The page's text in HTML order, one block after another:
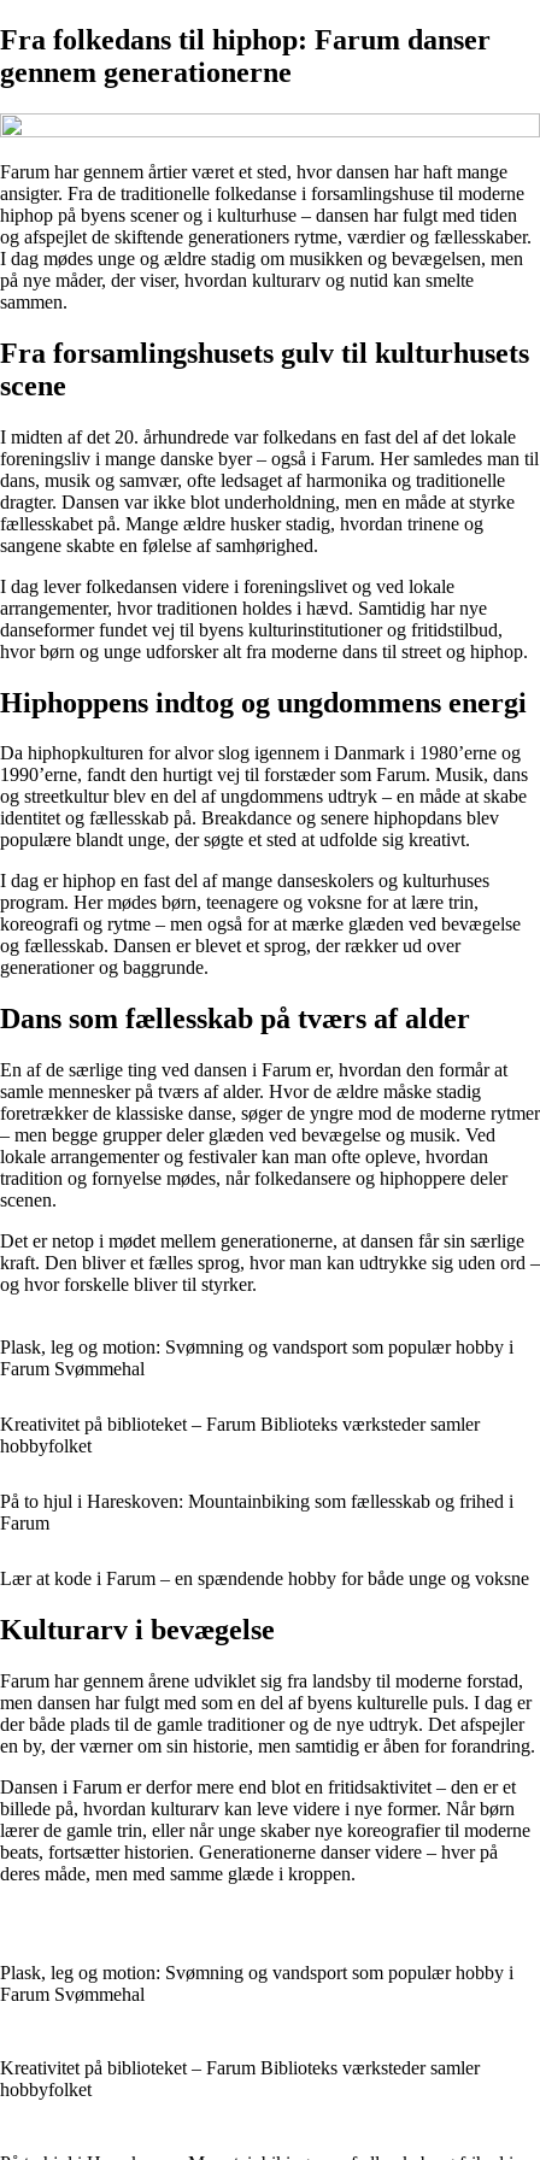
Fra folkedans til hiphop: Farum danser
gennem generationerne
Farum har gennem årtier været et sted, hvor dansen har haft mange
ansigter. Fra de traditionelle folkedanse i forsamlingshuse til moderne
hiphop på byens scener og i kulturhuse – dansen har fulgt med tiden
og afspejlet de skiftende generationers rytme, værdier og fællesskaber.
I dag mødes unge og ældre stadig om musikken og bevægelsen, men
på nye måder, der viser, hvordan kulturarv og nutid kan smelte
sammen.
Fra forsamlingshusets gulv til kulturhusets
scene
I midten af det 20. århundrede var folkedans en fast del af det lokale
foreningsliv i mange danske byer – også i Farum. Her samledes man til
dans, musik og samvær, ofte ledsaget af harmonika og traditionelle
dragter. Dansen var ikke blot underholdning, men en måde at styrke
fællesskabet på. Mange ældre husker stadig, hvordan trinene og
sangene skabte en følelse af samhørighed.
I dag lever folkedansen videre i foreningslivet og ved lokale
arrangementer, hvor traditionen holdes i hævd. Samtidig har nye
danseformer fundet vej til byens kulturinstitutioner og fritidstilbud,
hvor børn og unge udforsker alt fra moderne dans til street og hiphop.
Hiphoppens indtog og ungdommens energi
Da hiphopkulturen for alvor slog igennem i Danmark i 1980’erne og
1990’erne, fandt den hurtigt vej til forstæder som Farum. Musik, dans
og streetkultur blev en del af ungdommens udtryk – en måde at skabe
identitet og fællesskab på. Breakdance og senere hiphopdans blev
populære blandt unge, der søgte et sted at udfolde sig kreativt.
I dag er hiphop en fast del af mange danseskolers og kulturhuses
program. Her mødes børn, teenagere og voksne for at lære trin,
koreografi og rytme – men også for at mærke glæden ved bevægelse
og fællesskab. Dansen er blevet et sprog, der rækker ud over
generationer og baggrunde.
Dans som fællesskab på tværs af alder
En af de særlige ting ved dansen i Farum er, hvordan den formår at
samle mennesker på tværs af alder. Hvor de ældre måske stadig
foretrækker de klassiske danse, søger de yngre mod de moderne rytmer
– men begge grupper deler glæden ved bevægelse og musik. Ved
lokale arrangementer og festivaler kan man ofte opleve, hvordan
tradition og fornyelse mødes, når folkedansere og hiphoppere deler
scenen.
Det er netop i mødet mellem generationerne, at dansen får sin særlige
kraft. Den bliver et fælles sprog, hvor man kan udtrykke sig uden ord –
og hvor forskelle bliver til styrker.
Plask, leg og motion: Svømning og vandsport som populær hobby i
Farum Svømmehal
Kreativitet på biblioteket – Farum Biblioteks værksteder samler
hobbyfolket
På to hjul i Hareskoven: Mountainbiking som fællesskab og frihed i
Farum
Lær at kode i Farum – en spændende hobby for både unge og voksne
Kulturarv i bevægelse
Farum har gennem årene udviklet sig fra landsby til moderne forstad,
men dansen har fulgt med som en del af byens kulturelle puls. I dag er
der både plads til de gamle traditioner og de nye udtryk. Det afspejler
en by, der værner om sin historie, men samtidig er åben for forandring.
Dansen i Farum er derfor mere end blot en fritidsaktivitet – den er et
billede på, hvordan kulturarv kan leve videre i nye former. Når børn
lærer de gamle trin, eller når unge skaber nye koreografier til moderne
beats, fortsætter historien. Generationerne danser videre – hver på
deres måde, men med samme glæde i kroppen.
Plask, leg og motion: Svømning og vandsport som populær hobby i
Farum Svømmehal
Kreativitet på biblioteket – Farum Biblioteks værksteder samler
hobbyfolket